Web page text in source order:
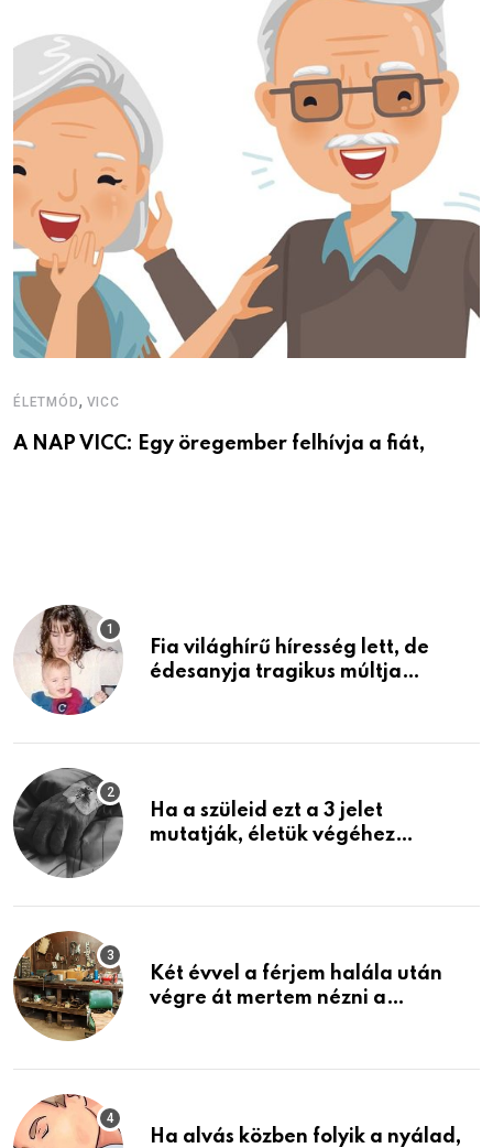
ÉLETMÓD, VICC
A NAP VICC: Egy öregember felhívja a fiát,
Fia világhírű híresség lett, de
édesanyja tragikus múltja
Ha a szüleid ezt a 3 jelet
mutatják, életük végéhez
Két évvel a férjem halála után
végre át mertem nézni a
életemet
Ha alvás közben folyik a nyálad,